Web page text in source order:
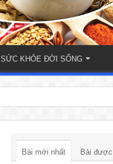
SỨC KHỎE ĐỜI SỐNG
Bài mới nhất Bài